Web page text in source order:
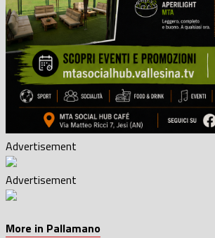
Advertisement
Advertisement
More in Pallamano